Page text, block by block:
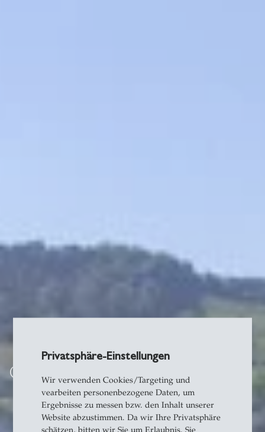
Privatsphäre-Einstellungen
Wir verwenden Cookies/Targeting und
vearbeiten personenbezogene Daten, um
Ergebnisse zu messen bzw. den Inhalt unserer
Website abzustimmen. Da wir Ihre Privatsphäre
schätzen, bitten wir Sie um Erlaubnis. Sie
Competence Center